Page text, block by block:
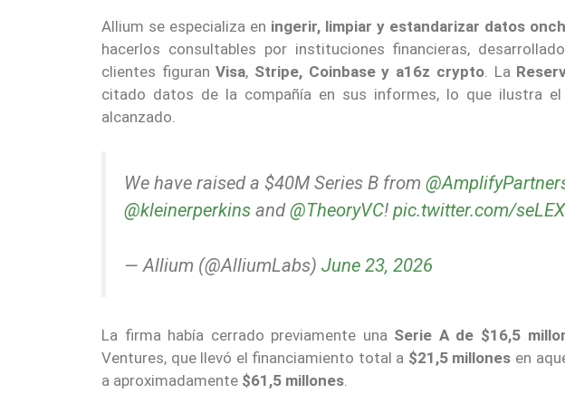
Allium se especializa en ingerir, limpiar y estandarizar datos
hacerlos consultables por instituciones financieras,
clientes figuranVisa, Stripe, Coinbase y a16z crypto. La
citado datos de la compañía en sus informes, lo que ilustra
alcanzado.
We have raised a $40M Series B from
@kleinerperkins and@TheoryVC! pic.twitter.com/
— Allium (@AlliumLabs) June 23, 2026
La firma había cerrado previamente una Serie A de $16,5
Ventures, que llevó el financiamiento total a $21,5 millones en
a aproximadamente $61,5 millones.